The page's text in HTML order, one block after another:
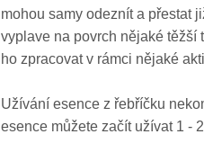
mohou samy odeznít a přestat
vyplave na povrch nějaké těžší
ho zpracovat v rámci nějaké
Užívání esence z řebříčku
esence můžete začít užívat 1 -